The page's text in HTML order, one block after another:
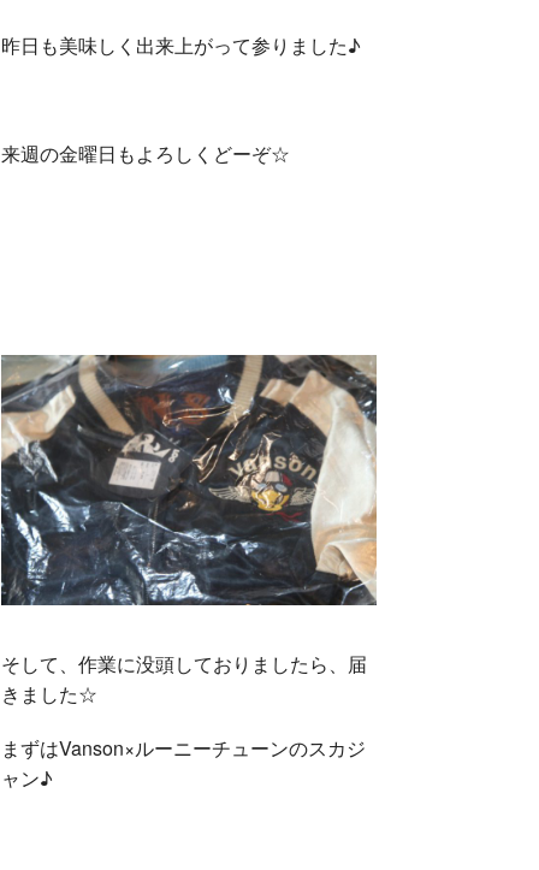
昨日も美味しく出来上がって参りました♪
来週の金曜日もよろしくどーぞ☆
そして、作業に没頭しておりましたら、届
きました☆
まずはVanson×ルーニーチューンのスカジ
ャン♪